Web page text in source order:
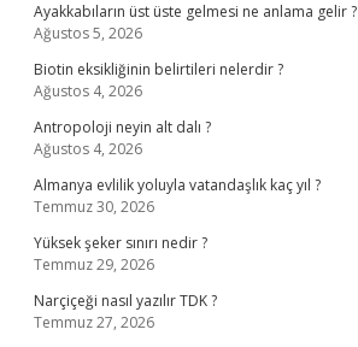
Ayakkabıların üst üste gelmesi ne anlama gelir ?
Ağustos 5, 2026
Biotin eksikliğinin belirtileri nelerdir ?
Ağustos 4, 2026
Antropoloji neyin alt dalı ?
Ağustos 4, 2026
Almanya evlilik yoluyla vatandaşlık kaç yıl ?
Temmuz 30, 2026
Yüksek şeker sınırı nedir ?
Temmuz 29, 2026
Narçiçeği nasıl yazılır TDK ?
Temmuz 27, 2026